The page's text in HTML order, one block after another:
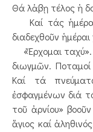
Θά λἀβῃ τέλος ἡ
Καί τάς
διαδεχθοῦν
«Ἔρχομαι ταχύ».
διωγμῶν.
Καί τά
ἐσφαγμένων διά
τοῦ ἀρνίου»
ἅγιος καί